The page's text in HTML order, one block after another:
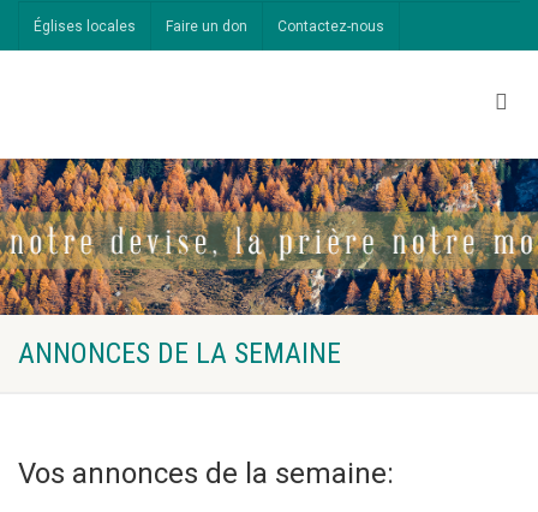
Églises locales Faire un don Contactez-nous
ANNONCES DE LA SEMAINE
Vos annonces de la semaine: